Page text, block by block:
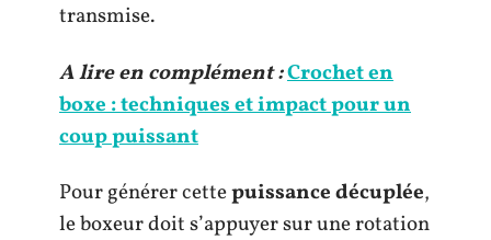
transmise.
A lire en complément :Crochet en
boxe : techniques et impact pour un
coup puissant
Pour générer cettepuissance décuplée,
le boxeur doit s’appuyer sur une rotation